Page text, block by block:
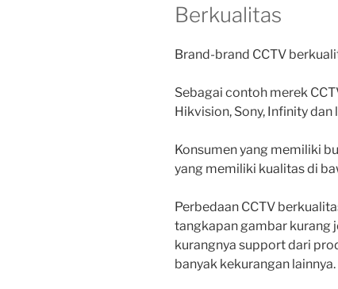
Berkualitas
Brand-brand CCTV
Sebagai contoh merek
Hikvision, Sony, Infinity dan
Konsumen yang memiliki
yang memiliki kualitas di
Perbedaan CCTV
tangkapan gambar kurang
kurangnya support dari
banyak kekurangan lainnya.